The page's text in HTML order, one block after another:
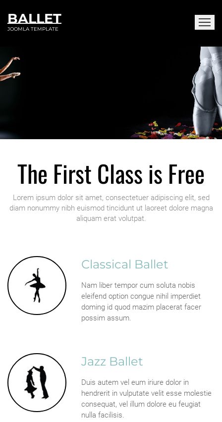
BALLET
JOOMLA TEMPLATE
No risk because
the first class is free
The First Class is Free
Lorem ipsum dolor sit amet, consectetuer adipiscing elit, sed
diam nonummy nibh euismod tincidunt ut laoreet dolore magna
aliquam erat volutpat.
Classical Ballet
Nam liber tempor cum soluta nobis
eleifend option congue nihil imperdiet
doming id quod mazim placerat facer
possim assum.
Jazz Ballet
Duis autem vel eum iriure dolor in
hendrerit in vulputate velit esse molestie
consequat, vel illum dolore eu feugiat
nulla facilisis.